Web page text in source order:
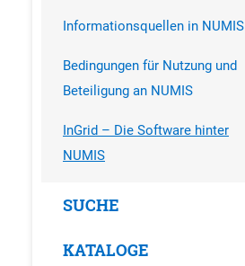
Informationsquellen in NUMIS
Bedingungen für Nutzung und
Beteiligung an NUMIS
InGrid – Die Software hinter
NUMIS
SUCHE
KATALOGE